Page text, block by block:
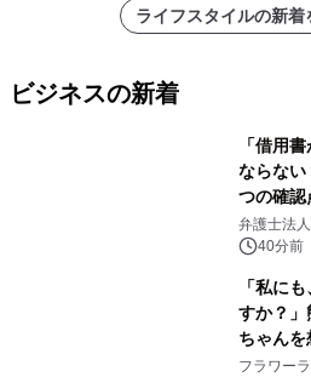
ライフスタイルの新着
ビジネスの新着
「借用
ならない
つの確認
弁護士法
40分前
「私に
すか？」
ちゃん
フラワー